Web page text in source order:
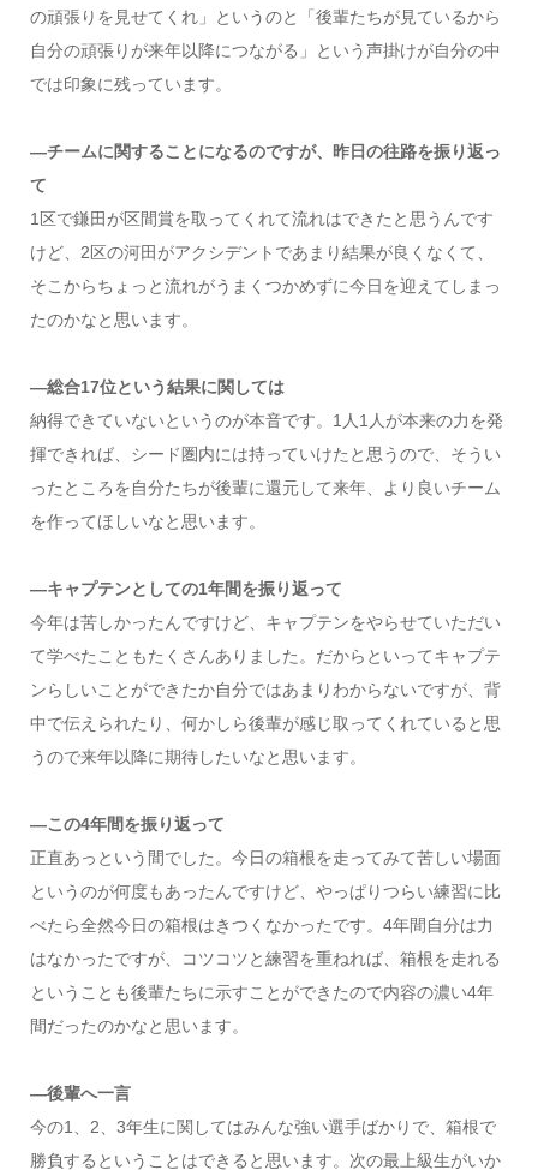
の頑張りを見せてくれ」というのと「後輩たちが見ているから
自分の頑張りが来年以降につながる」という声掛けが自分の中
では印象に残っています。
―チームに関することになるのですが、昨日の往路を振り返っ
て
1区で鎌田が区間賞を取ってくれて流れはできたと思うんです
けど、2区の河田がアクシデントであまり結果が良くなくて、
そこからちょっと流れがうまくつかめずに今日を迎えてしまっ
たのかなと思います。
―総合17位という結果に関しては
納得できていないというのが本音です。1人1人が本来の力を発
揮できれば、シード圏内には持っていけたと思うので、そうい
ったところを自分たちが後輩に還元して来年、より良いチーム
を作ってほしいなと思います。
―キャプテンとしての1年間を振り返って
今年は苦しかったんですけど、キャプテンをやらせていただい
て学べたこともたくさんありました。だからといってキャプテ
ンらしいことができたか自分ではあまりわからないですが、背
中で伝えられたり、何かしら後輩が感じ取ってくれていると思
うので来年以降に期待したいなと思います。
―この4年間を振り返って
正直あっという間でした。今日の箱根を走ってみて苦しい場面
というのが何度もあったんですけど、やっぱりつらい練習に比
べたら全然今日の箱根はきつくなかったです。4年間自分は力
はなかったですが、コツコツと練習を重ねれば、箱根を走れる
ということも後輩たちに示すことができたので内容の濃い4年
間だったのかなと思います。
―後輩へ一言
今の1、2、3年生に関してはみんな強い選手ばかりで、箱根で
勝負するということはできると思います。次の最上級生がいか